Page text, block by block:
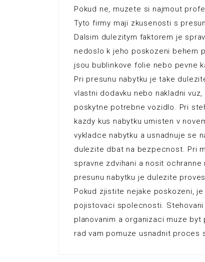
Pokud ne, muzete si najmout
Tyto firmy maji zkusenosti s
Dalsim dulezitym faktorem je
nedoslo k jeho poskozeni behem
jsou bublinkove folie nebo pevne
Pri presunu nabytku je take
vlastni dodavku nebo nakladni
poskytne potrebne vozidlo. Pri
kazdy kus nabytku umisten v
vykladce nabytku a usnadnuje se
dulezite dbat na bezpecnost. Pri
spravne zdvihani a nosit
presunu nabytku je dulezite
Pokud zjistite nejake poskozeni,
pojistovaci spolecnosti.
planovanim a organizaci muze
rad vam pomuze usnadnit proces